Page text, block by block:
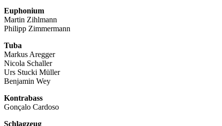
Euphonium
Martin Zihlmann
Philipp Zimmermann
Tuba
Markus Aregger
Nicola Schaller
Urs Stucki Müller
Benjamin Wey
Kontrabass
Gonçalo Cardoso
Schlagzeug